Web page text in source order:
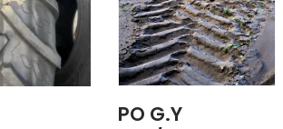
PO G.Y